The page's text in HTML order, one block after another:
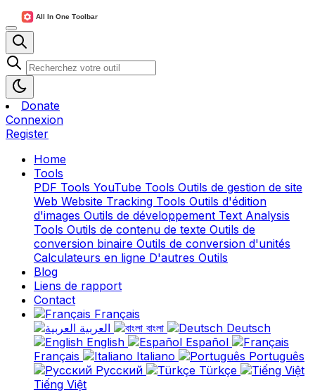
Donate
Connexion
Register
Home
Tools
PDF Tools YouTube Tools Outils de gestion de site
Web Website Tracking Tools Outils d'édition
d'images Outils de développement Text Analysis
Tools Outils de contenu de texte Outils de
conversion binaire Outils de conversion d'unités
Calculateurs en ligne D'autres Outils
Blog
Liens de rapport
Contact
Français
বাংলা
Deutsch
English
Español
Français
Italiano
Português
Русский
Türkçe
Tiếng Việt